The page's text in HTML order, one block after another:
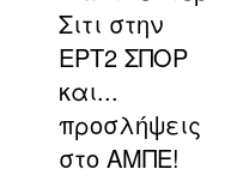
Σιτι στην
ΕΡΤ2 ΣΠΟΡ
και...
προσλήψεις
στο ΑΜΠΕ!